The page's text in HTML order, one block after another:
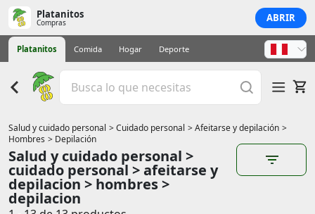
Platanitos
Compras ABRIR
Platanitos Comida Hogar Deporte
Salud y cuidado personal > Cuidado personal > Afeitarse y depilación >
Hombres > Depilación
Salud y cuidado personal >
cuidado personal > afeitarse y
depilacion > hombres >
depilacion